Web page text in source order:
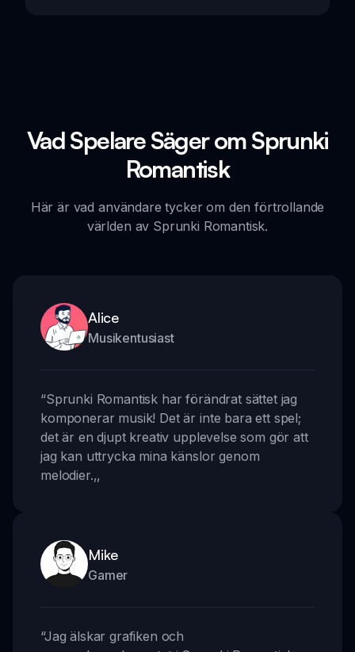
Vad Spelare Säger om Sprunki
Romantisk
Här är vad användare tycker om den förtrollande
världen av Sprunki Romantisk.
Alice
Musikentusiast
“Sprunki Romantisk har förändrat sättet jag
komponerar musik! Det är inte bara ett spel;
det är en djupt kreativ upplevelse som gör att
jag kan uttrycka mina känslor genom
melodier.,,
Mike
Gamer
“Jag älskar grafiken och